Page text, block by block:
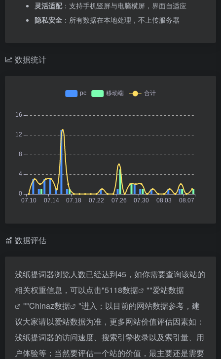
灵活适配：支持手机竖屏与电脑横屏，界面自适应
隐私安全 ：所有数据在本地处理，不上传服务器
数据统计
数据评估
浅纸提词器浏览人数已经达到45，如你需要查询该站的
相关权重信息，可以点击"5118数据 ""爱站数据
""Chinaz数据
"进入；以目前的网站数据参考，建
议大家请以爱站数据为准，更多网站价值评估因素如：
浅纸提词器的访问速度、搜索引擎收录以及索引量、用
户体验等；当然要评估一个站的价值，最主要还是需要